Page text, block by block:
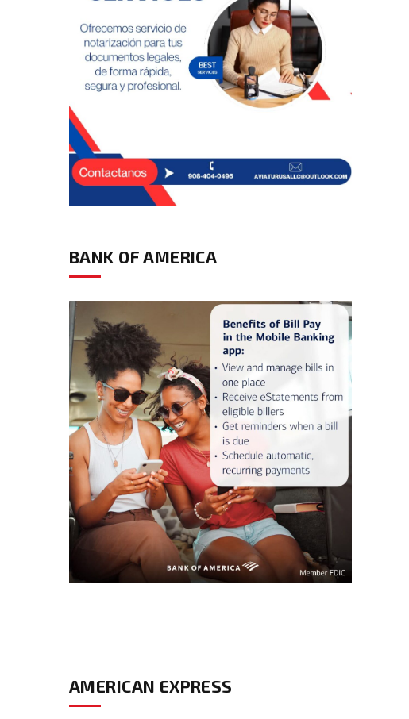
BANK OF AMERICA
AMERICAN EXPRESS